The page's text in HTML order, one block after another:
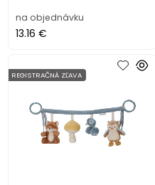
na objednávku
13.16 €
REGISTRAČNÁ ZĽAVA